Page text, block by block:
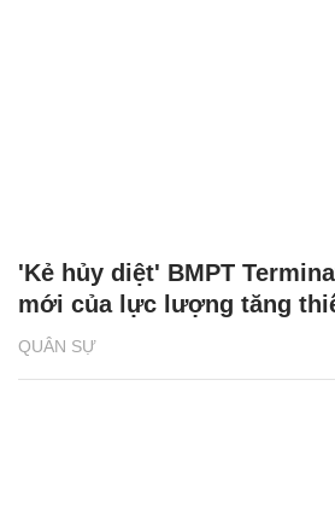
QUÂN SỰ
'Kẻ hủy diệt' BMPT
mới của lực lượng tăng